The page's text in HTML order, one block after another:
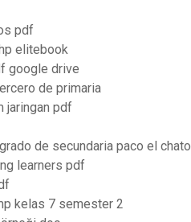
pdf
elitebook
google drive
de primaria
jaringan pdf
de secundaria paco el chato
learners pdf
kelas 7 semester 2